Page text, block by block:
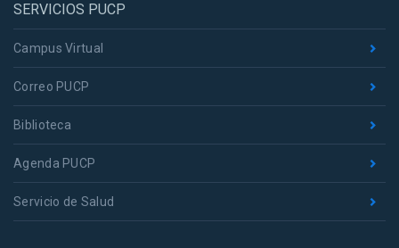
SERVICIOS PUCP
Campus Virtual
Correo PUCP
Biblioteca
Agenda PUCP
Servicio de Salud